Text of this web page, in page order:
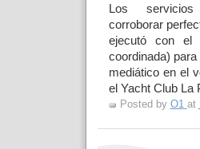
Los
corroborar
ejecutó con el
coordinada)
mediático en el
el Yacht Club La
Posted by O1 at